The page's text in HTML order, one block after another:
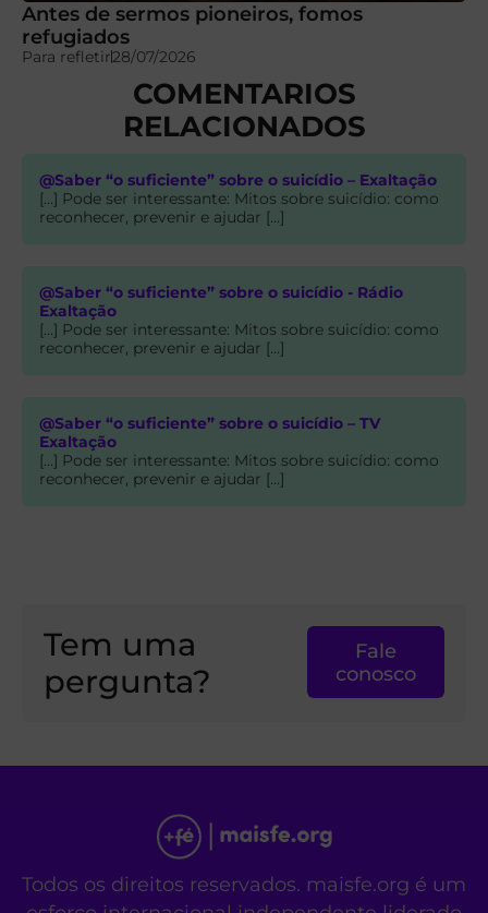
Antes de sermos pioneiros, fomos
refugiados
Para refletir28/07/2026
COMENTARIOS
RELACIONADOS
@Saber “o suficiente” sobre o suicídio – Exaltação
[…] Pode ser interessante: Mitos sobre suicídio: como
reconhecer, prevenir e ajudar […]
@Saber “o suficiente” sobre o suicídio - Rádio
Exaltação
[…] Pode ser interessante: Mitos sobre suicídio: como
reconhecer, prevenir e ajudar […]
@Saber “o suficiente” sobre o suicídio – TV
Exaltação
[…] Pode ser interessante: Mitos sobre suicídio: como
reconhecer, prevenir e ajudar […]
Tem uma
pergunta?
Fale
conosco
Todos os direitos reservados. maisfe.org é um